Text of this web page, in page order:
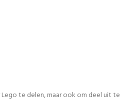
te delen, maar ook om deel uit